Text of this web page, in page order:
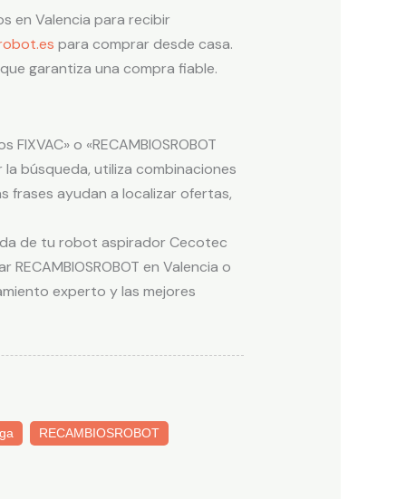
en Valencia para recibir
para comprar desde casa.
garantiza una compra fiable.
o «RECAMBIOSROBOT
búsqueda, utiliza combinaciones
frases ayudan a localizar ofertas,
de tu robot aspirador Cecotec
en Valencia o
experto y las mejores
RECAMBIOSROBOT